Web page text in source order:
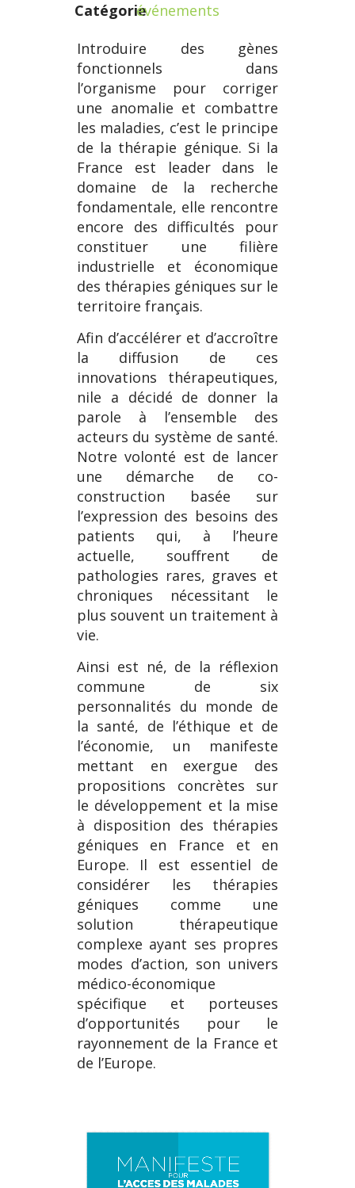
Catégorieévénements
Introduire des gènes
fonctionnels dans
l’organisme pour corriger
une anomalie et combattre
les maladies, c’est le principe
de la thérapie génique. Si la
France est leader dans le
domaine de la recherche
fondamentale, elle rencontre
encore des difficultés pour
constituer une filière
industrielle et économique
des thérapies géniques sur le
territoire français.
Afin d’accélérer et d’accroître
la diffusion de ces
innovations thérapeutiques,
nile a décidé de donner la
parole à l’ensemble des
acteurs du système de santé.
Notre volonté est de lancer
une démarche de co-
construction basée sur
l’expression des besoins des
patients qui, à l’heure
actuelle, souffrent de
pathologies rares, graves et
chroniques nécessitant le
plus souvent un traitement à
vie.
Ainsi est né, de la réflexion
commune de six
personnalités du monde de
la santé, de l’éthique et de
l’économie, un manifeste
mettant en exergue des
propositions concrètes sur
le développement et la mise
à disposition des thérapies
géniques en France et en
Europe. Il est essentiel de
considérer les thérapies
géniques comme une
solution thérapeutique
complexe ayant ses propres
modes d’action, son univers
médico-économique
spécifique et porteuses
d’opportunités pour le
rayonnement de la France et
de l’Europe.